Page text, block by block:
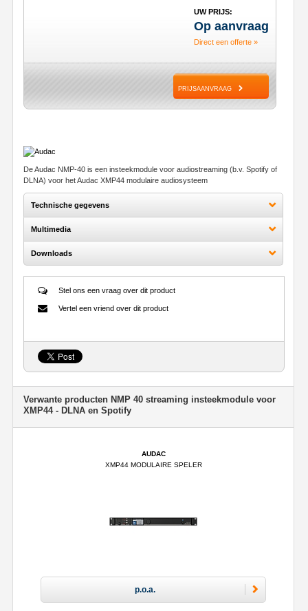
UW PRIJS:
Op aanvraag
Direct een offerte »
PRIJSAANVRAAG
De Audac NMP-40 is een insteekmodule voor audiostreaming (b.v. Spotify of
DLNA) voor het Audac XMP44 modulaire audiosysteem
Technische gegevens
Multimedia
Downloads
Vertel een vriend over dit product
Stel ons een vraag over dit product
Verwante producten NMP 40 streaming insteekmodule voor
XMP44 - DLNA en Spotify
AUDAC
XMP44 MODULAIRE SPELER
p.o.a.